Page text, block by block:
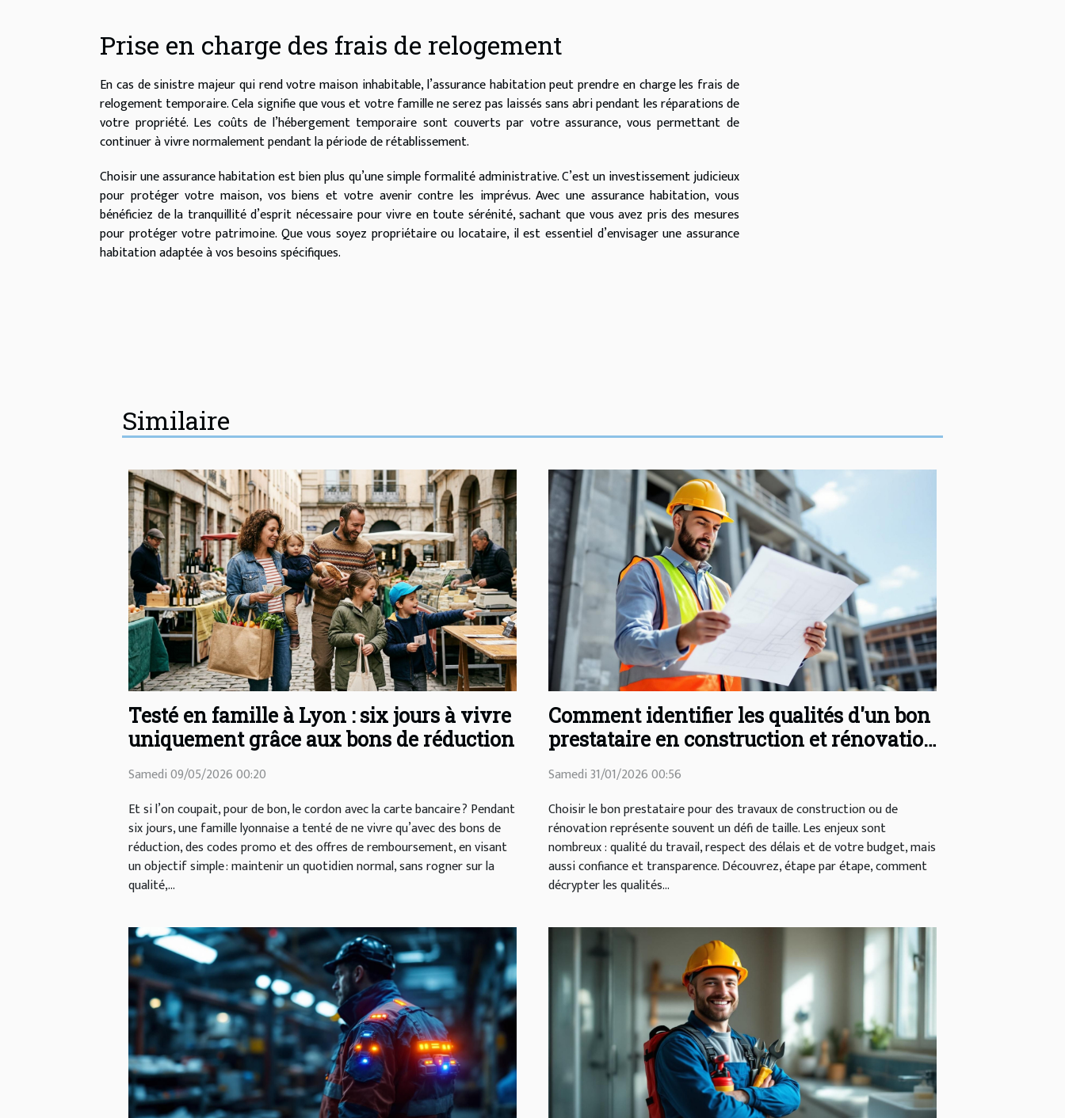
Prise en charge des frais de relogement
En cas de sinistre majeur qui rend votre maison inhabitable, l’assurance habitation peut prendre en charge les frais de
relogement temporaire. Cela signifie que vous et votre famille ne serez pas laissés sans abri pendant les réparations de
votre propriété. Les coûts de l’hébergement temporaire sont couverts par votre assurance, vous permettant de
continuer à vivre normalement pendant la période de rétablissement.
Choisir une assurance habitation est bien plus qu’une simple formalité administrative. C’est un investissement judicieux
pour protéger votre maison, vos biens et votre avenir contre les imprévus. Avec une assurance habitation, vous
bénéficiez de la tranquillité d’esprit nécessaire pour vivre en toute sérénité, sachant que vous avez pris des mesures
pour protéger votre patrimoine. Que vous soyez propriétaire ou locataire, il est essentiel d’envisager une assurance
habitation adaptée à vos besoins spécifiques.
Similaire
Testé en famille à Lyon : six jours à vivre
uniquement grâce aux bons de réduction
Samedi 09/05/2026 00:20
Et si l’on coupait, pour de bon, le cordon avec la carte bancaire ? Pendant
six jours, une famille lyonnaise a tenté de ne vivre qu’avec des bons de
réduction, des codes promo et des offres de remboursement, en visant
un objectif simple : maintenir un quotidien normal, sans rogner sur la
qualité,...
Comment identifier les qualités d'un bon
prestataire en construction et rénovation
?
Samedi 31/01/2026 00:56
Choisir le bon prestataire pour des travaux de construction ou de
rénovation représente souvent un défi de taille. Les enjeux sont
nombreux : qualité du travail, respect des délais et de votre budget, mais
aussi confiance et transparence. Découvrez, étape par étape, comment
décrypter les qualités...